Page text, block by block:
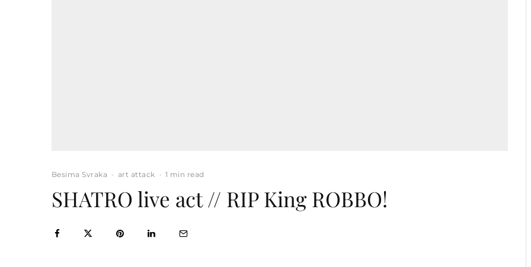
Besima Svraka · art attack · 1 min read
SHATRO live act // RIP King ROBBO!